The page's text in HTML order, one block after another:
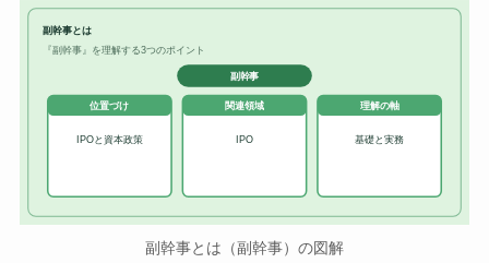
副幹事とは
『副幹事』を理解する3つのポイント
副幹事
位置づけ
IPOと資本政策
関連領域
IPO
理解の軸
基礎と実務
副幹事とは（副幹事）の図解